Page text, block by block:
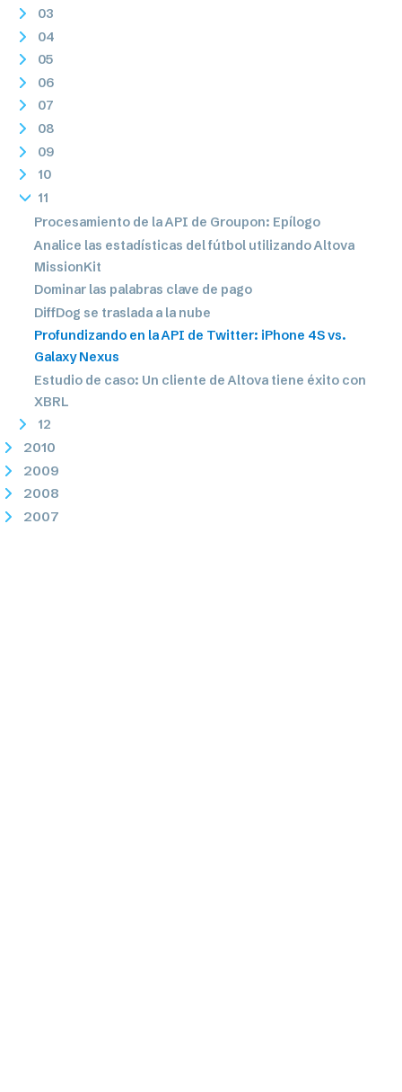
03
04
05
06
07
08
09
10
11
Procesamiento de la API de Groupon: Epílogo
Analice las estadísticas del fútbol utilizando Altova
MissionKit
Dominar las palabras clave de pago
DiffDog se traslada a la nube
Profundizando en la API de Twitter: iPhone 4S vs.
Galaxy Nexus
Estudio de caso: Un cliente de Altova tiene éxito con
XBRL
12
2010
2009
2008
2007